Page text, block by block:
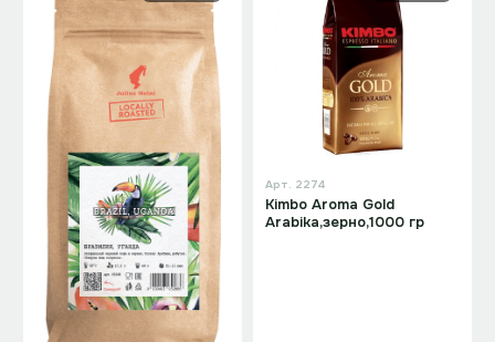
Арт. 2274
Kimbo Aroma Gold
Arabika,зерно,1000 гр